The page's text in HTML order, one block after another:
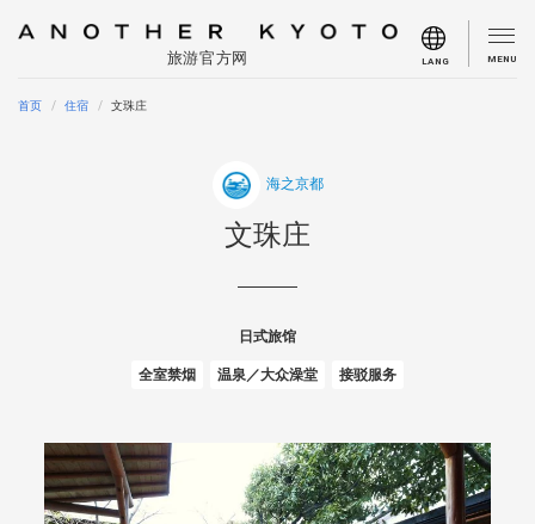
旅游官方网 LANG MENU
首页 住宿 文珠庄
海之京都
文珠庄
日式旅馆
全室禁烟 温泉／大众澡堂 接驳服务